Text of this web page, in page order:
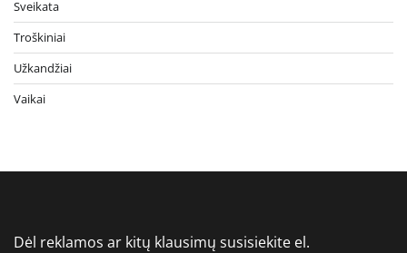
Sveikata
Troškiniai
Užkandžiai
Vaikai
Dėl reklamos ar kitų klausimų susisiekite el.